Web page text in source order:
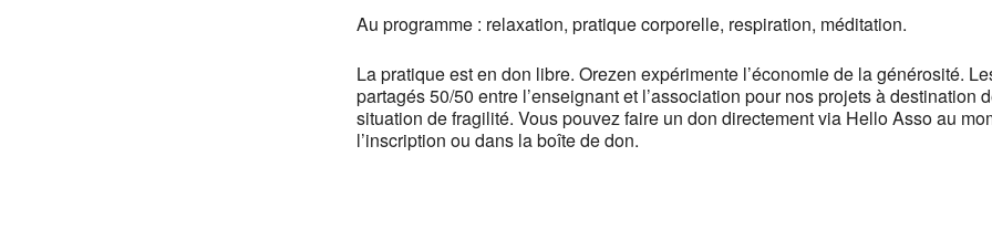
Au programme : relaxation, pratique corporelle, respiration, méditation.
La pratique est en don libre. Orezen expérimente l’économie de la générosité.
partagés 50/50 entre l’enseignant et l’association pour nos projets à destination
situation de fragilité. Vous pouvez faire un don directement via Hello Asso au
l’inscription ou dans la boîte de don.